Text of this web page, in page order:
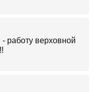
работу верховной